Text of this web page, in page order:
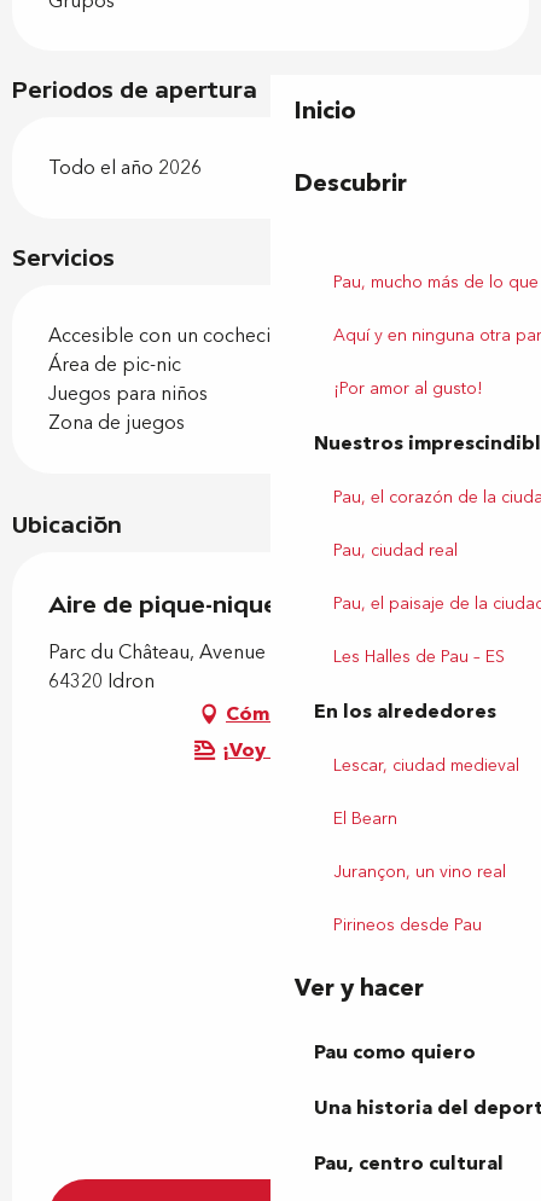
Inicio
Descubrir
Pau, mucho más de lo
Aquí y en ninguna otra
¡Por amor al gusto!
Nuestros
Pau, el corazón de la
Pau, ciudad real
Pau, el paisaje de la
Les Halles de Pau – ES
En los alrededores
Lescar, ciudad medieval
El Bearn
Jurançon, un vino real
Pirineos desde Pau
Ver y hacer
Pau como quiero
Una historia del
Pau, centro cultural
Servicios
Accesible con un cochecito
Área de pic-nic
Juegos para niños
Zona de juegos
Periodos de apertura
Todo el año 2026
Ubicación
Aire de pique-nique
Parc du Château, Avenue Belsunce/Beaumont,
64320 Idron
Cómo llegar
¡Voy en tren!